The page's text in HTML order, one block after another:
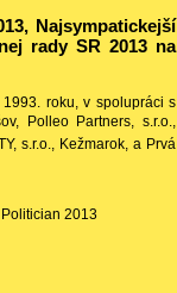
Najsympatickejší
rady SR 2013 na
roku, v spolupráci s
Polleo Partners, s.r.o.,
s.r.o., Kežmarok, a Prvá
2013